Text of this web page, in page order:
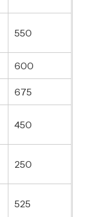
550
600
675
450
250
525